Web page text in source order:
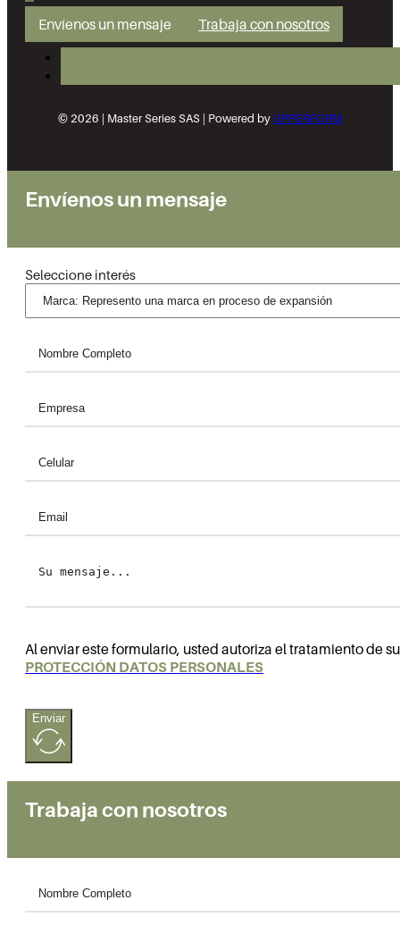
Envíenos un mensaje
Trabaja con nosotros
© 2026 | Master Series SAS | Powered by UPPERFORM
Envíenos un mensaje
Seleccione interés
Al enviar este formulario, usted autoriza el tratamiento de
PROTECCIÓN DATOS PERSONALES
Enviar
Trabaja con nosotros